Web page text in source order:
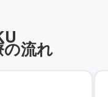
流れ